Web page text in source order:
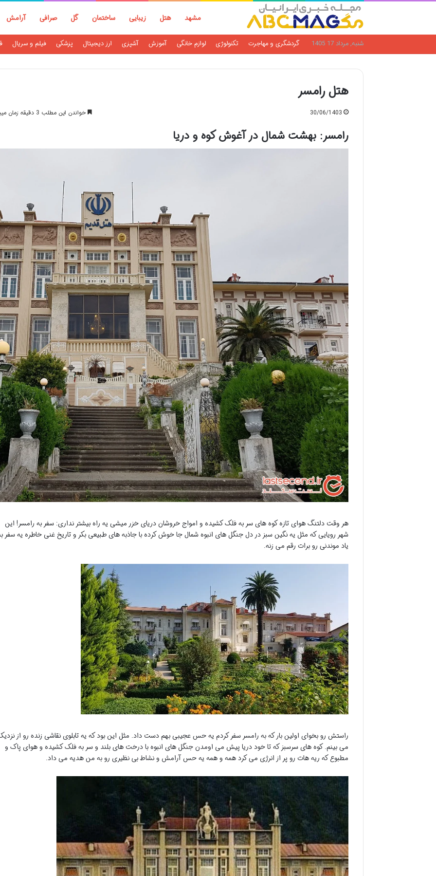
مشهد هتل زیبایی ساختمان گل صرافی آرامش
شنبه, مرداد 17 1405 گردشگری و مهاجرت تکنولوژی لوازم خانگی آموزش آشپزی ارز دیجیتال پزشکی فیلم و سریال
هتل رامسر
30/06/1403 خواندن این مطلب 3 دقیقه زمان میبرد
رامسر: بهشت شمال در آغوش کوه و دریا
هر وقت دلتنگ هوای تازه کوه های سر به فلک کشیده و امواج خروشان دریای خزر میشی یه راه بیشتر نداری: سفر به رامسر! این
شهر رویایی که مثل یه نگین سبز در دل جنگل های انبوه شمال جا خوش کرده با جاذبه های طبیعی بکر و تاریخ غنی خاطره یه سفر
یاد موندنی رو برات رقم می زنه.
راستش رو بخوای اولین بار که به رامسر سفر کردم یه حس عجیبی بهم دست داد. مثل این بود که یه تابلوی نقاشی زنده رو از
می بینم. کوه های سرسبز که تا خود دریا پیش می اومدن جنگل های انبوه با درخت های بلند و سر به فلک کشیده و هوای پاک و
مطبوع که ریه هات رو پر از انرژی می کرد همه و همه یه حس آرامش و نشاط بی نظیری رو به من هدیه می داد.